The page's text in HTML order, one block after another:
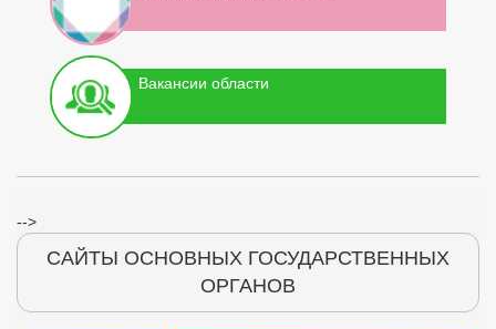
Вакансии области
-->
САЙТЫ ОСНОВНЫХ ГОСУДАРСТВЕННЫХ
ОРГАНОВ